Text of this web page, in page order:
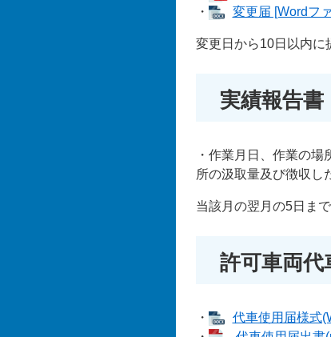
・
変更届 [Wordフ
変更日から10日以内に
実績報告書
・作業月日、作業の
所の汲取量及び徴収し
当該月の翌月の5日ま
許可車両代
・
代車使用届様式